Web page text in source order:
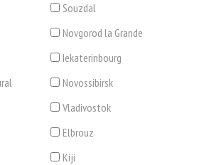
Souzdal
Novgorod la Grande
Iekaterinbourg
Novossibirsk
Vladivostok
Elbrouz
Kiji